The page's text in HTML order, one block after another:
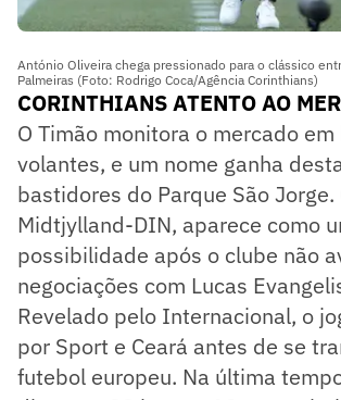
António Oliveira chega pressionado para o clássico
Palmeiras (Foto: Rodrigo Coca/Agência Corinthians)
CORINTHIANS ATENTO AO
O Timão monitora o mercado
volantes, e um nome ganha
bastidores do Parque São Jorge.
Midtjylland-DIN, aparece como
possibilidade após o clube não
negociações com Lucas
Revelado pelo Internacional, o
por Sport e Ceará antes de se
futebol europeu. Na última